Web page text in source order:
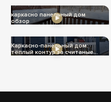
каркасно панельный дом
обзор
Каркасно-панельный дом:
тёплый контур за считаные